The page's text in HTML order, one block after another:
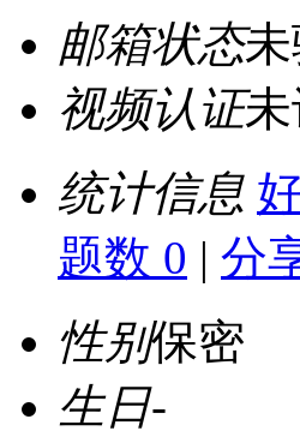
邮箱状态
视频认证
统计信息
题数 0 | 分
性别保密
生日-